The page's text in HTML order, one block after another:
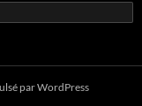
par WordPress